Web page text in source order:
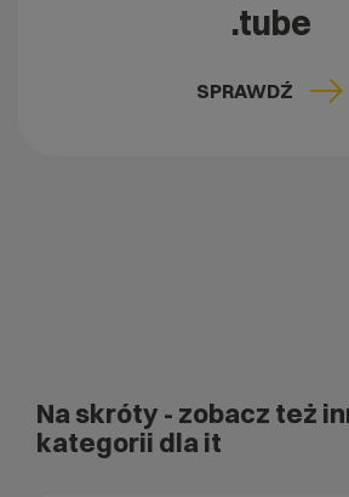
.tube
SPRAWDŹ
Na skróty - zobacz też
kategorii dla it